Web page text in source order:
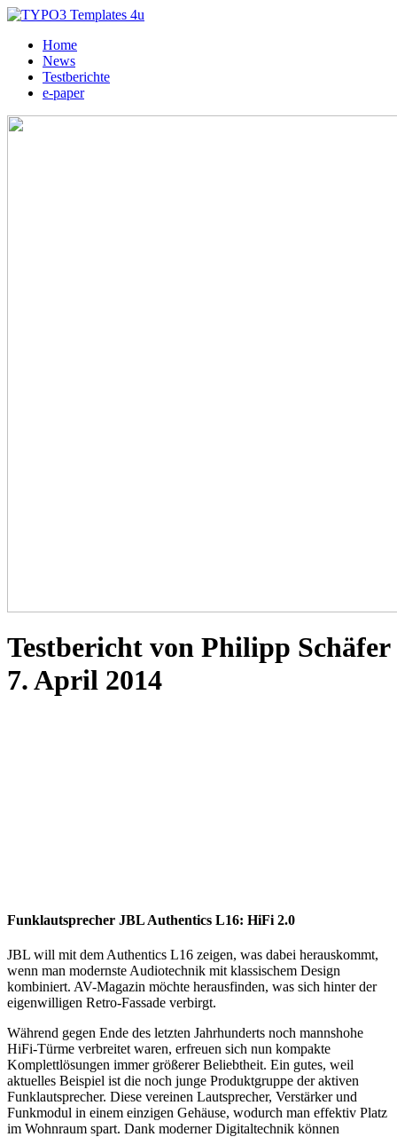
Home
News
Testberichte
e-paper
Testbericht von Philipp Schäfer
7. April 2014
Funklautsprecher JBL Authentics L16: HiFi 2.0
JBL will mit dem Authentics L16 zeigen, was dabei herauskommt,
wenn man modernste Audiotechnik mit klassischem Design
kombiniert. AV-Magazin möchte herausfinden, was sich hinter der
eigenwilligen Retro-Fassade verbirgt.
Während gegen Ende des letzten Jahrhunderts noch mannshohe
HiFi-Türme verbreitet waren, erfreuen sich nun kompakte
Komplettlösungen immer größerer Beliebtheit. Ein gutes, weil
aktuelles Beispiel ist die noch junge Produktgruppe der aktiven
Funklautsprecher. Diese vereinen Lautsprecher, Verstärker und
Funkmodul in einem einzigen Gehäuse, wodurch man effektiv Platz
im Wohnraum spart. Dank moderner Digitaltechnik können